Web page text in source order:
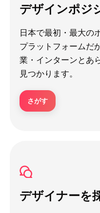
デザインポジ
日本で最初・最大の
プラットフォームだ
業・インターンとあ
見つかります。
さがす
デザイナーを